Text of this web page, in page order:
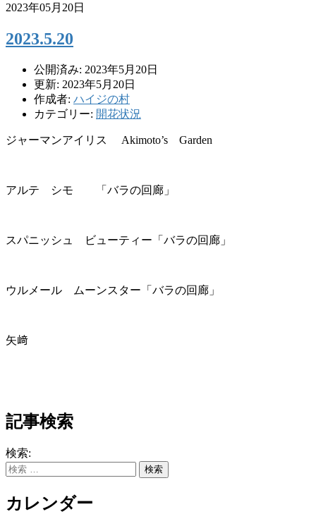
2023年05月20日
2023.5.20
公開済み: 2023年5月20日
更新: 2023年5月20日
作成者: ハイジの村
カテゴリー: 開花状況
ジャーマンアイリス Akimoto’s Garden
アルテ シモ 「バラの回廊」
スパニッシュ ビューティー「バラの回廊」
ウルメール ムーンスター「バラの回廊」
矢﨑
記事検索
検索:
カレンダー